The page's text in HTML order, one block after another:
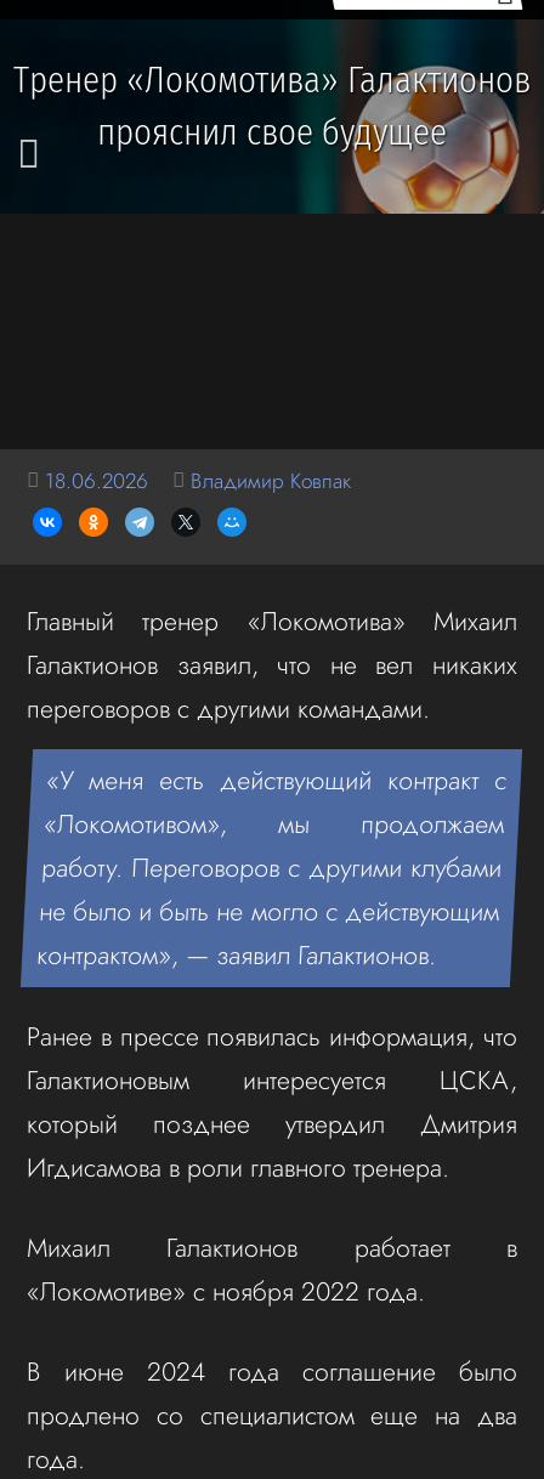
Тренер «Локомотива» Галактионов
прояснил свое будущее
18.06.2026 Владимир Ковпак
Главный тренер «Локомотива» Михаил
Галактионов заявил, что не вел никаких
переговоров с другими командами.
«У меня есть действующий контракт с
«Локомотивом», мы продолжаем
работу. Переговоров с другими клубами
не было и быть не могло с действующим
контрактом», — заявил Галактионов.
Ранее в прессе появилась информация, что
Галактионовым интересуется ЦСКА,
который позднее утвердил Дмитрия
Игдисамова в роли главного тренера.
Михаил Галактионов работает в
«Локомотиве» с ноября 2022 года.
В июне 2024 года соглашение было
продлено со специалистом еще на два
года.